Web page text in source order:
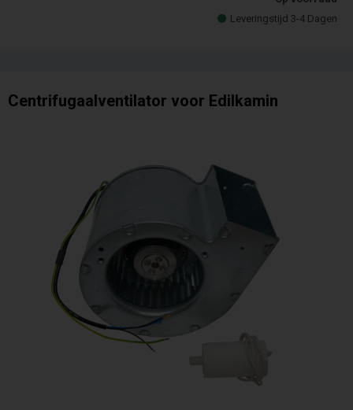
Leveringstijd 3-4 Dagen
Centrifugaalventilator voor Edilkamin